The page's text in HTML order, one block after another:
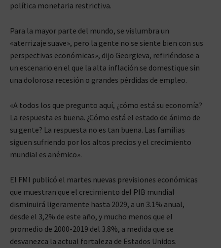
política monetaria restrictiva.
Para la mayor parte del mundo, se vislumbra un
«aterrizaje suave», pero la gente no se siente bien con sus
perspectivas económicas», dijo Georgieva, refiriéndose a
un escenario en el que la alta inflación se domestique sin
una dolorosa recesión o grandes pérdidas de empleo.
«A todos los que pregunto aquí, ¿cómo está su economía?
La respuesta es buena. ¿Cómo está el estado de ánimo de
su gente? La respuesta no es tan buena. Las familias
siguen sufriendo por los altos precios y el crecimiento
mundial es anémico».
El FMI publicó el martes nuevas previsiones económicas
que muestran que el crecimiento del PIB mundial
disminuirá ligeramente hasta 2029, a un 3.1% anual,
desde el 3,2% de este año, y mucho menos que el
promedio de 2000-2019 del 3.8%, a medida que se
desvanezca la actual fortaleza de Estados Unidos.